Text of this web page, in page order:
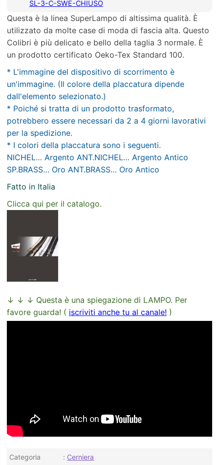
SL-3-C-SWE-CHIUSO
Questa è la linea SuperLampo di altissima qualità. È
utilizzato da molte case di moda di fascia alta. Questo
Colibri è più delicato e bello della taglia 3 normale. È
un prodotto certificato Oeko-Tex Standard 100.
* L'immagine del dispositivo di scorrimento è
un'immagine. (Il colore della placcatura dipende
dall'elemento selezionato.)
* Poiché si tratta di un prodotto trasformato,
potrebbero essere necessari da 2 a 4 giorni lavorativi
per la spedizione.
* I colori della placcatura sono i seguenti.
NICHEL… Argento ANT.NICHEL… Argento Antico
SP.BRASS… Oro ANT.BRASS… Oro Antico
Fatto in Italia
Clicca qui per il catalogo.
↓ ↓ ↓ Questa è una spiegazione di LAMPO. Per
favore guarda! ( iscriviti anche tu al canale! )
Categoria
Cerniera